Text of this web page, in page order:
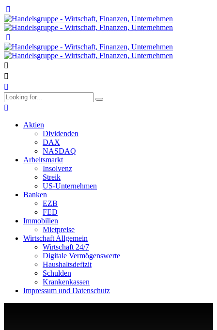
Aktien
Dividenden
DAX
NASDAQ
Arbeitsmarkt
Insolvenz
Streik
US-Unternehmen
Banken
EZB
FED
Immobilien
Mietpreise
Wirtschaft Allgemein
Wirtschaft 24/7
Digitale Vermögenswerte
Haushaltsdefizit
Schulden
Krankenkassen
Impressum und Datenschutz